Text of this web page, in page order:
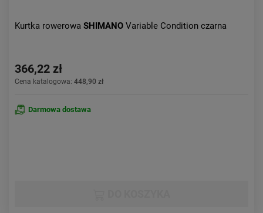
Kurtka rowerowa SHIMANO Variable Condition czarna
366,22 zł
Cena katalogowa: 448,90 zł
Darmowa dostawa